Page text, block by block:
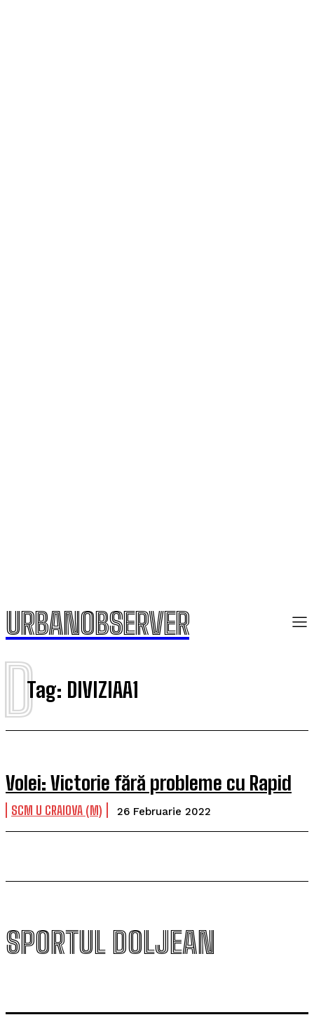
URBANOBSERVER
Tag: DIVIZIAA1
D
Volei: Victorie fără probleme cu Rapid
SCM U CRAIOVA (M) 26 Februarie 2022
SPORTUL DOLJEAN